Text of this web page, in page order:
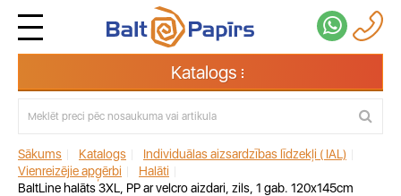
Katalogs
Sākums Katalogs Individuālas aizsardzības līdzekļi ( IAL)
Vienreizējie apģērbi
Halāti
BaltLine halāts 3XL, PP ar velcro aizdari, zils, 1 gab. 120x145cm